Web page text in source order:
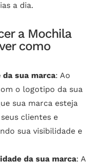
a dia.
a Mochila
como
sua marca: Ao
o logotipo da sua
sua marca esteja
clientes e
sua visibilidade e
da sua marca: A